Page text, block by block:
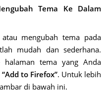
Tema Ke Dalam
mengubah tema pada
mudah dan sederhana.
tema yang Anda
“Add to Firefox”. Untuk lebih
di bawah ini.